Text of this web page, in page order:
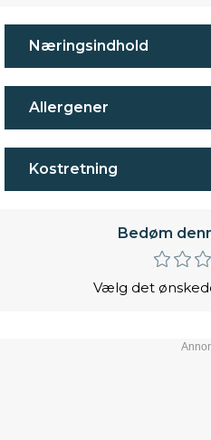
Næringsindhold
Allergener
Kostretning
Bedøm
Vælg det